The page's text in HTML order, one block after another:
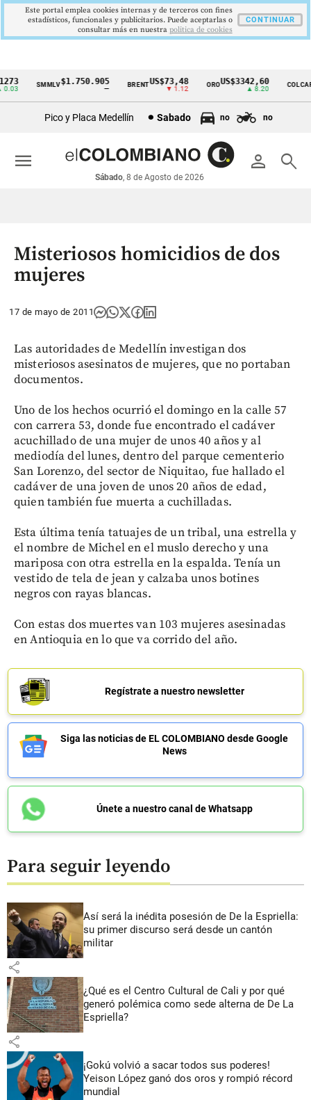
Cintillo
económicos
Colombia
SMMLV$1.750.905 BRENTUS$73,48
▼ 1.12
OROUS$3342,60
▲ 8.20
COLCAP
Pico y Placa Medellín Sabado no no
person search
Sábado, 8 de Agosto de 2026
menu
Misteriosos homicidios de dos
mujeres
17 de mayo de 2011
Las autoridades de Medellín investigan dos
misteriosos asesinatos de mujeres, que no portaban
documentos.
Uno de los hechos ocurrió el domingo en la calle 57
con carrera 53, donde fue encontrado el cadáver
acuchillado de una mujer de unos 40 años y al
mediodía del lunes, dentro del parque cementerio
San Lorenzo, del sector de Niquitao, fue hallado el
cadáver de una joven de unos 20 años de edad,
quien también fue muerta a cuchilladas.
Esta última tenía tatuajes de un tribal, una estrella y
el nombre de Michel en el muslo derecho y una
mariposa con otra estrella en la espalda. Tenía un
vestido de tela de jean y calzaba unos botines
negros con rayas blancas.
Con estas dos muertes van 103 mujeres asesinadas
en Antioquia en lo que va corrido del año.
Regístrate a nuestro newsletter
Siga las noticias de EL COLOMBIANO desde Google
News
Únete a nuestro canal de Whatsapp
Para seguir leyendo
Así será la inédita posesión de De la Espriella:
su primer discurso será desde un cantón
militar
share
¿Qué es el Centro Cultural de Cali y por qué
generó polémica como sede alterna de De La
Espriella?
share
¡Gokú volvió a sacar todos sus poderes!
Yeison López ganó dos oros y rompió récord
mundial
Este portal emplea cookies internas y de terceros con fines
estadísticos, funcionales y publicitarios. Puede aceptarlas o
consultar más en nuestra politica de cookies
CONTINUAR